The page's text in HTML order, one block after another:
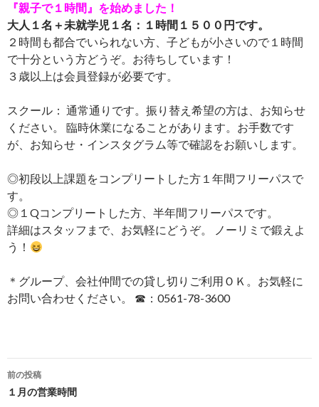
『親子で１時間』を始めました！
大人１名＋未就学児１名：１時間１５００円です。
２時間も都合でいられない方、子どもが小さいので１時間
で十分という方どうぞ。お待ちしています！
３歳以上は会員登録が必要です。
スクール： 通常通りです。振り替え希望の方は、お知らせ
ください。 臨時休業になることがあります。お手数です
が、お知らせ・インスタグラム等で確認をお願いします。
◎初段以上課題をコンプリートした方１年間フリーパスで
す。
◎１Qコンプリートした方、半年間フリーパスです。
詳細はスタッフまで、お気軽にどうぞ。 ノーリミで鍛えよ
う！
＊グループ、会社仲間での貸し切りご利用ＯＫ。お気軽に
お問い合わせください。 ☎：0561-78-3600
投
稿
前の投稿
１月の営業時間